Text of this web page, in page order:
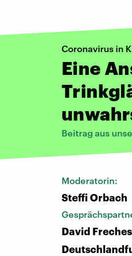
Coronavirus in
Eine
Beitrag aus
Moderatorin:
Steffi Orbach
David